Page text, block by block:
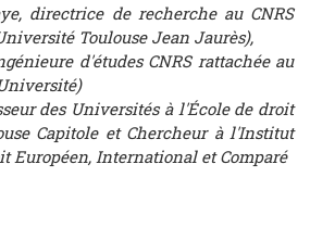
directrice de recherche au CNRS
Toulouse Jean Jaurès),
d'études CNRS rattachée au
des Universités à l'École de droit
Capitole et Chercheur à l'Institut
Européen, International et Comparé